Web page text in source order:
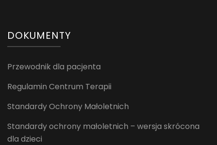
DOKUMENTY
Przewodnik dla pacjenta
Regulamin Centrum Terapii
Standardy Ochrony Małoletnich
Standardy ochrony małoletnich – wersja skrócona
dla dzieci